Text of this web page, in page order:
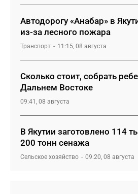
Автодорогу «Анабар» в
из-за лесного пожара
Транспорт 11:15, 08 августа
Сколько стоит, собрать
Дальнем Востоке
09:41, 08 августа
В Якутии заготовлено 114
200 тонн сенажа
Сельское хозяйство 09:20, 08 августа